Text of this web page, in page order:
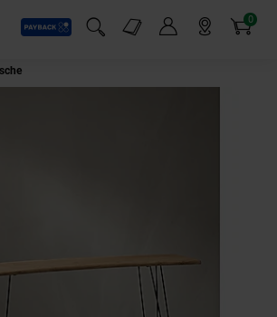
Payback
Suchfeld einblenden
Markt-Angebote 0
Artikel